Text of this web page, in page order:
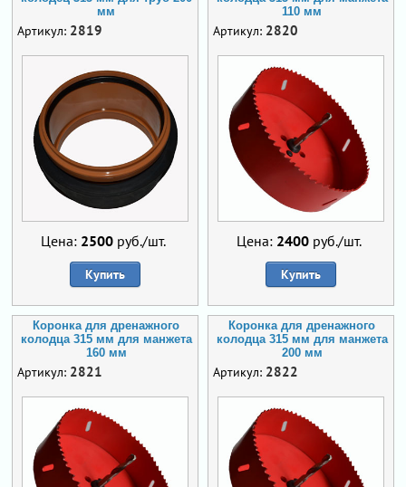
мм
Артикул: 2819
Цена: 2500руб./шт.
Купить
110 мм
Артикул: 2820
Цена: 2400руб./шт.
Купить
Коронка для дренажного
колодца 315 мм для манжета
160 мм
Артикул: 2821
Коронка для дренажного
колодца 315 мм для манжета
200 мм
Артикул: 2822